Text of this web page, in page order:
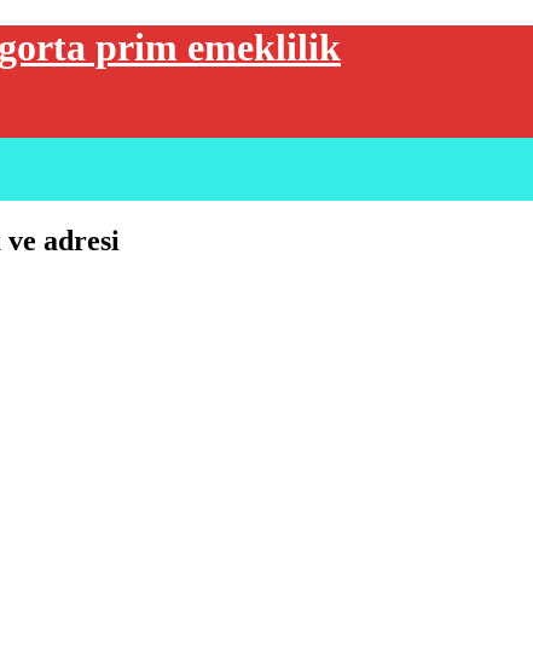
prim emeklilik
adresi